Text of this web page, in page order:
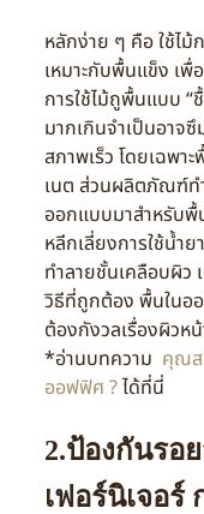
หลักง่าย ๆ คือ ใช้ไ
เหมาะกับพื้นแข็ง เ
การใช้ไม้ถูพื้นแบบ “
มากเกินจำเป็นอาจ
สภาพเร็ว โดยเฉพา
เนต ส่วนผลิตภัณฑ์ท
ออกแบบมาสำหรับพื้
หลีกเลี่ยงการใช้น้ำ
ทำลายชั้นเคลือบผิว
วิธีที่ถูกต้อง พื้นในออ
ต้องกังวลเรื่องผิวห
*อ่านบทความ คุณส
ออฟฟิศ ?ได้ที่นี่
2.ป้องกันรอ
เฟอร์นิเจอ